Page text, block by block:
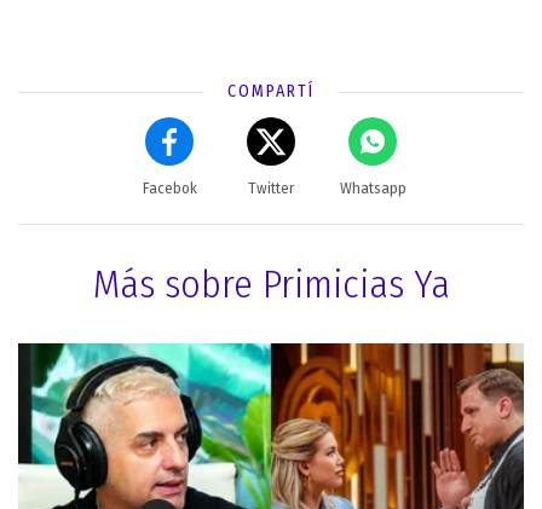
COMPARTÍ
Facebok Twitter Whatsapp
Más sobre Primicias Ya